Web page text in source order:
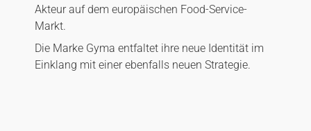
Akteur auf dem europäischen Food-Service-
Markt.
Die Marke Gyma entfaltet ihre neue Identität im
Einklang mit einer ebenfalls neuen Strategie.